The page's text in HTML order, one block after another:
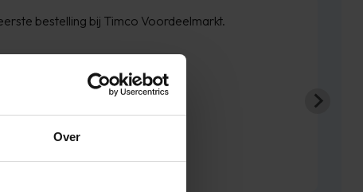
Over
beloofd binnen de weken geleverd. Netjes op de
boxspring is zoals we verwacht hadden.
Sven de Haze